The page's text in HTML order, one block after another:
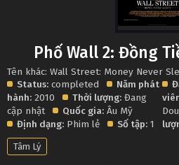
Phố Wall 2: Đồng
Tên khác: Wall Street: Money Never
Status: completed
Năm phát
hành: 2010 Thời lượng: Đang
cập nhật
Quốc gia: Âu Mỹ
Định dạng: Phim lẻ Số tập: 1
Tâm Lý